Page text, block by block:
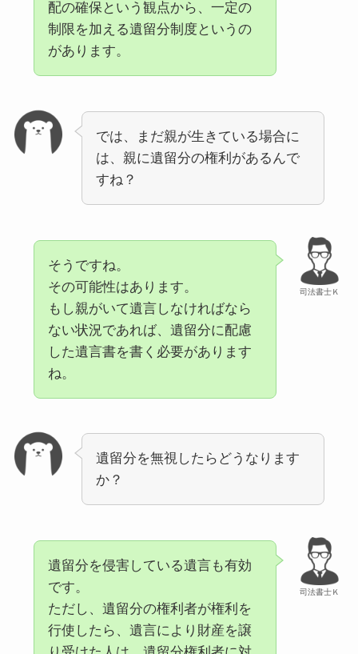
配の確保という観点から、一定の
制限を加える遺留分制度というの
があります。
では、まだ親が生きている場合に
は、親に遺留分の権利があるんで
すね？
司法書士Ｋ
そうですね。
その可能性はあります。
もし親がいて遺言しなければなら
ない状況であれば、遺留分に配慮
した遺言書を書く必要があります
ね。
遺留分を無視したらどうなります
か？
司法書士Ｋ
遺留分を侵害している遺言も有効
です。
ただし、遺留分の権利者が権利を
行使したら、遺言により財産を譲